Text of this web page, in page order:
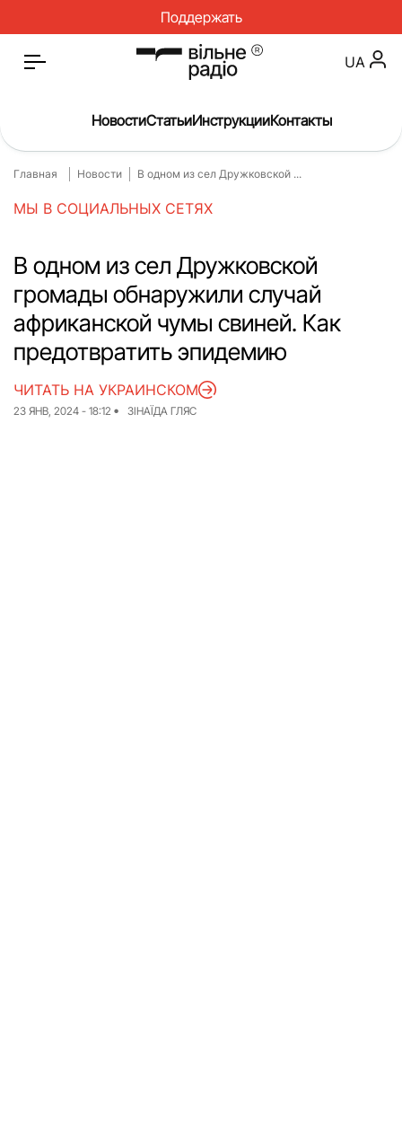
Поддержать
Главная
Новости
О нас
Инструкции
Спорт
Интервью
Досье
Репортаж
Блог
Проекты
Спецпроекты
Архив проектов
UA
НовостиСтатьиИнструкцииКонтакты
Главная Новости В одном из сел Дружковской ...
МЫ В СОЦИАЛЬНЫХ СЕТЯХ
В одном из сел Дружковской
громады обнаружили случай
африканской чумы свиней. Как
предотвратить эпидемию
23 ЯНВ, 2024 - 18:12 ЗІНАЇДА ГЛЯС
ЧИТАТЬ НА УКРАИНСКОМ